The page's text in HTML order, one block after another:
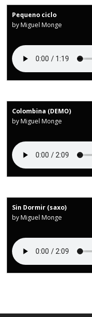
Pequeno ciclo
by Miguel Monge
Colombina (DEMO)
by Miguel Monge
Sin Dormir (saxo)
by Miguel Monge